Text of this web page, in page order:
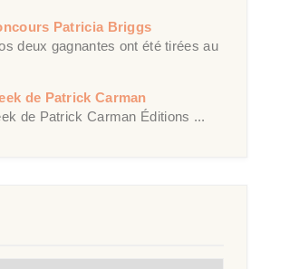
Patricia Briggs
deux gagnantes ont été tirées au
de Patrick Carman
de Patrick Carman Éditions ...